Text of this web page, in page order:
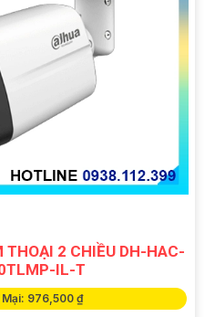
THOẠI 2 CHIỀU DH-HAC-
IL-T
Mại: 976,500 ₫